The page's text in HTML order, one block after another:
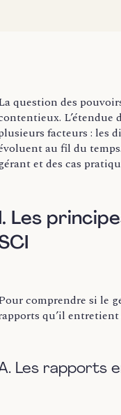
question des
L’étendue
facteurs : les
au fil du
et des cas
Les
comprendre si le
qu’il entretient
Les rapports